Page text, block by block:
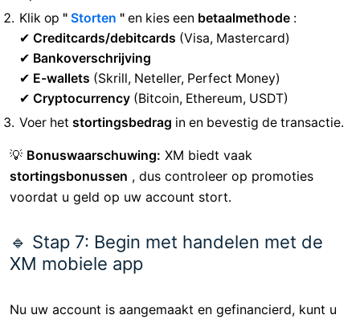
Klik op " Storten " en kies een betaalmethode :
✔ Creditcards/debitcards (Visa, Mastercard)
✔ Bankoverschrijving
✔ E-wallets (Skrill, Neteller, Perfect Money)
✔ Cryptocurrency (Bitcoin, Ethereum, USDT)
Voer het stortingsbedrag in en bevestig de transactie.
💡 Bonuswaarschuwing: XM biedt vaak
stortingsbonussen , dus controleer op promoties
voordat u geld op uw account stort.
🔹 Stap 7: Begin met handelen met de
XM mobiele app
Nu uw account is aangemaakt en gefinancierd, kunt u